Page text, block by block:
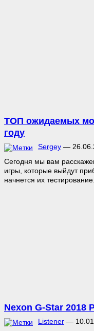
ТОП ожидаемых
году
Sergey —
Сегодня мы вам
игры, которые выйдут
начнется их
Nexon G-Star 2018
Listener —